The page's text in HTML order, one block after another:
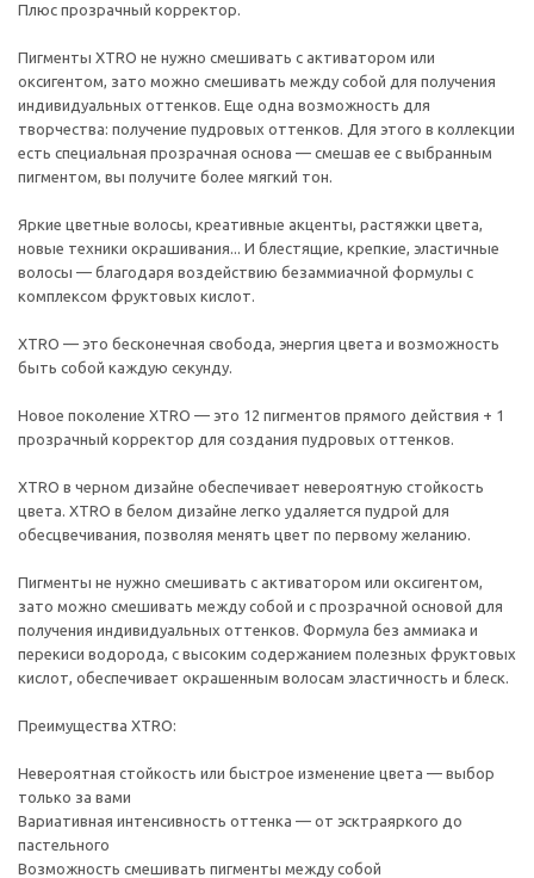
Плюс прозрачный корректор.
Пигменты XTRO не нужно смешивать с активатором или
оксигентом, зато можно смешивать между собой для получения
индивидуальных оттенков. Еще одна возможность для
творчества: получение пудровых оттенков. Для этого в коллекции
есть специальная прозрачная основа — смешав ее с выбранным
пигментом, вы получите более мягкий тон.
Яркие цветные волосы, креативные акценты, растяжки цвета,
новые техники окрашивания... И блестящие, крепкие, эластичные
волосы — благодаря воздействию безаммиачной формулы с
комплексом фруктовых кислот.
XTRO — это бесконечная свобода, энергия цвета и возможность
быть собой каждую секунду.
Новое поколение XTRO — это 12 пигментов прямого действия + 1
прозрачный корректор для создания пудровых оттенков.
XTRO в черном дизайне обеспечивает невероятную стойкость
цвета. XTRO в белом дизайне легко удаляется пудрой для
обесцвечивания, позволяя менять цвет по первому желанию.
Пигменты не нужно смешивать с активатором или оксигентом,
зато можно смешивать между собой и с прозрачной основой для
получения индивидуальных оттенков. Формула без аммиака и
перекиси водорода, с высоким содержанием полезных фруктовых
кислот, обеспечивает окрашенным волосам эластичность и блеск.
Преимущества XTRO:
Невероятная стойкость или быстрое изменение цвета — выбор
только за вами
Вариативная интенсивность оттенка — от эсктраяркого до
пастельного
Возможность смешивать пигменты между собой